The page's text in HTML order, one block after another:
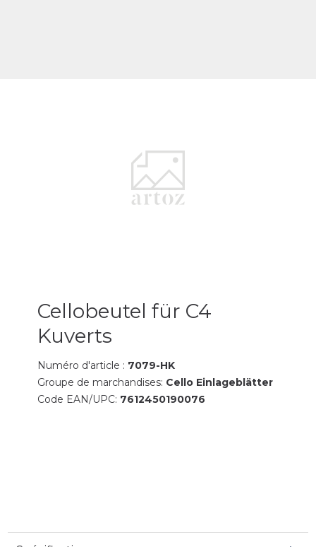
Cellobeutel für C4
Kuverts
Numéro d'article : 7079-HK
Groupe de marchandises: Cello Einlageblätter
Code EAN/UPC: 7612450190076